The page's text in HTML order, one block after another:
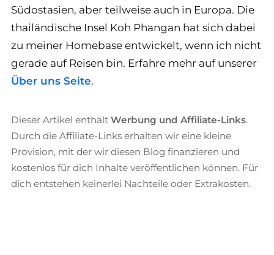
Südostasien, aber teilweise auch in Europa. Die
thailändische Insel Koh Phangan hat sich dabei
zu meiner Homebase entwickelt, wenn ich nicht
gerade auf Reisen bin. Erfahre mehr auf unserer
Über uns Seite.
Dieser Artikel enthält Werbung und Affiliate-Links.
Durch die Affiliate-Links erhalten wir eine kleine
Provision, mit der wir diesen Blog finanzieren und
kostenlos für dich Inhalte veröffentlichen können. Für
dich entstehen keinerlei Nachteile oder Extrakosten.